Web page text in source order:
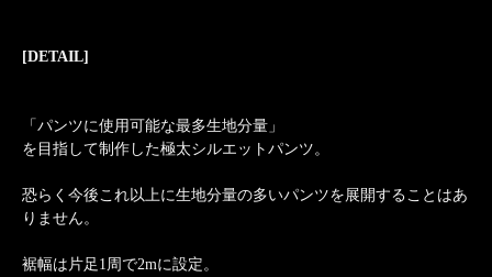
[DETAIL]
「パンツに使用可能な最多生地分量」
を目指して制作した極太シルエットパンツ。
恐らく今後これ以上に生地分量の多いパンツを展開することはあ
りません。
裾幅は片足1周で2mに設定。